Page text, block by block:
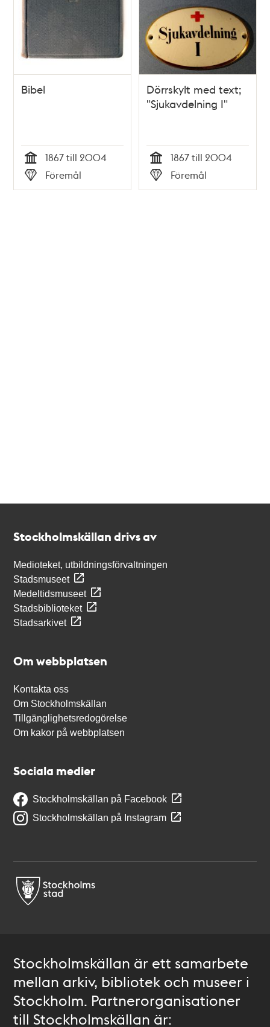
Bibel
Tid
1867 till 2004
Typ
Föremål
Dörrskylt med text;
"Sjukavdelning I"
Tid
1867 till 2004
Typ
Föremål
Stockholmskällan drivs av
Medioteket, utbildningsförvaltningen
Stadsmuseet
Medeltidsmuseet
Stadsbiblioteket
Stadsarkivet
Om webbplatsen
Kontakta oss
Om Stockholmskällan
Tillgänglighetsredogörelse
Om kakor på webbplatsen
Sociala medier
Stockholmskällan på Facebook
Stockholmskällan på Instagram
Stockholmskällan är ett samarbete
mellan arkiv, bibliotek och museer i
Stockholm. Partnerorganisationer
till Stockholmskällan är: